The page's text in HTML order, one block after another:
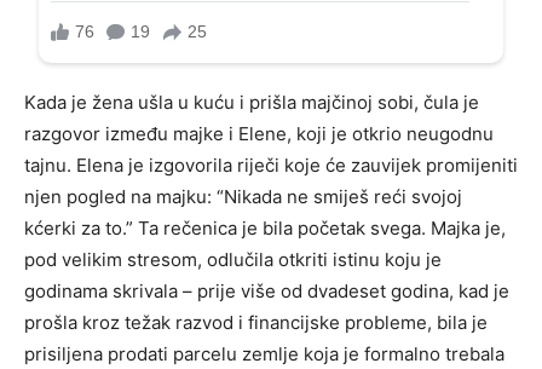
Kada je žena ušla u kuću i prišla majčinoj sobi, čula je
razgovor između majke i Elene, koji je otkrio neugodnu
tajnu. Elena je izgovorila riječi koje će zauvijek promijeniti
njen pogled na majku: “Nikada ne smiješ reći svojoj
kćerki za to.” Ta rečenica je bila početak svega. Majka je,
pod velikim stresom, odlučila otkriti istinu koju je
godinama skrivala – prije više od dvadeset godina, kad je
prošla kroz težak razvod i financijske probleme, bila je
prisiljena prodati parcelu zemlje koja je formalno trebala